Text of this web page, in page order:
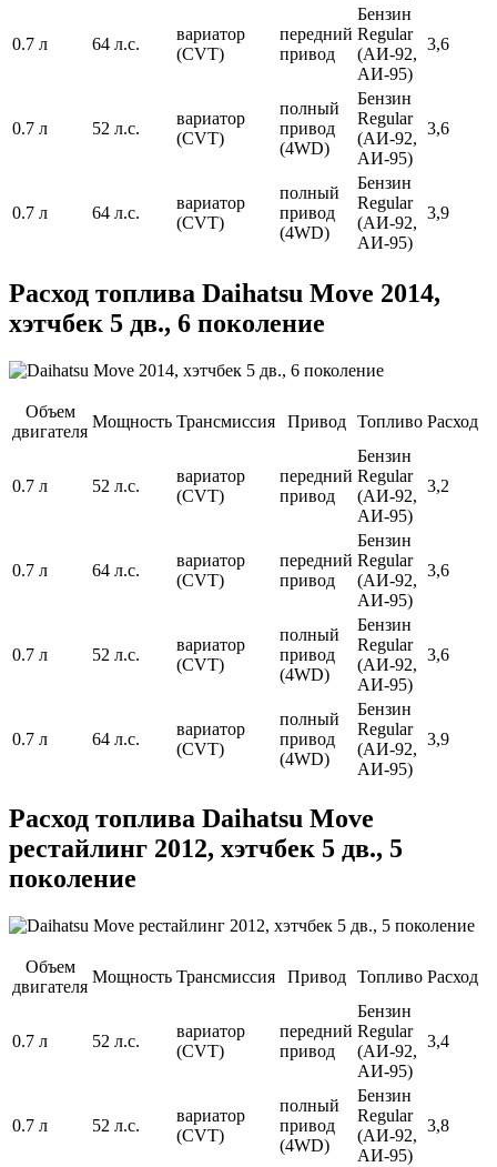
0.7 л 64 л.с.
вариатор
(CVT)
передний
привод
Бензин
Regular
(АИ-92,
АИ-95)
3,6
0.7 л 52 л.с.
вариатор
(CVT)
полный
привод
(4WD)
Бензин
Regular
(АИ-92,
АИ-95)
3,6
0.7 л 64 л.с.
вариатор
(CVT)
полный
привод
(4WD)
Бензин
Regular
(АИ-92,
АИ-95)
3,9
Расход топлива Daihatsu Move 2014,
хэтчбек 5 дв., 6 поколение
Объем
двигателя
Мощность Трансмиссия Привод Топливо Расход
0.7 л 52 л.с.
вариатор
(CVT)
передний
привод
Бензин
Regular
(АИ-92,
АИ-95)
3,2
0.7 л 64 л.с.
вариатор
(CVT)
передний
привод
Бензин
Regular
(АИ-92,
АИ-95)
3,6
0.7 л 52 л.с.
вариатор
(CVT)
полный
привод
(4WD)
Бензин
Regular
(АИ-92,
АИ-95)
3,6
0.7 л 64 л.с.
вариатор
(CVT)
полный
привод
(4WD)
Бензин
Regular
(АИ-92,
АИ-95)
3,9
Расход топлива Daihatsu Move
рестайлинг 2012, хэтчбек 5 дв., 5
поколение
Объем
двигателя
Мощность Трансмиссия Привод Топливо Расход
0.7 л 52 л.с.
вариатор
(CVT)
передний
привод
Бензин
Regular
(АИ-92,
АИ-95)
3,4
0.7 л 52 л.с.
вариатор
(CVT)
полный
привод
(4WD)
Бензин
Regular
(АИ-92,
АИ-95)
3,8